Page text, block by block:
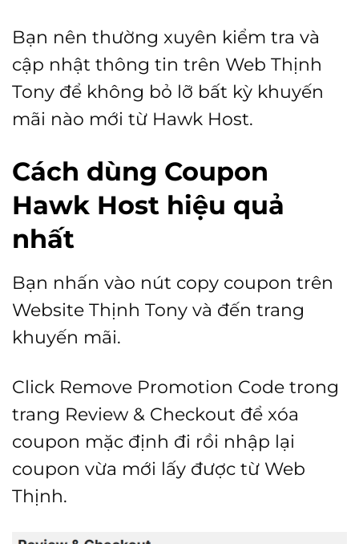
Bạn nên thường xuyên kiểm tra và
cập nhật thông tin trên Web Thịnh
Tony để không bỏ lỡ bất kỳ khuyến
mãi nào mới từ Hawk Host.
Cách dùng Coupon
Hawk Host hiệu quả
nhất
Bạn nhấn vào nút copy coupon trên
Website Thịnh Tony và đến trang
khuyến mãi.
Click Remove Promotion Code trong
trang Review & Checkout để xóa
coupon mặc định đi rồi nhập lại
coupon vừa mới lấy được từ Web
Thịnh.